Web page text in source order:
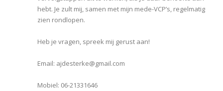
hebt. Je zult mij, samen met mijn mede-VCP’s, regelmatig
zien rondlopen.
Heb je vragen, spreek mij gerust aan!
Email: ajdesterke@gmail.com
Mobiel: 06-21331646